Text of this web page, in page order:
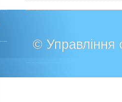
© Управління